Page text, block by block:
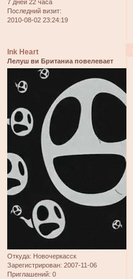
7 дней 22 часа
Последний визит:
2010-08-02 23:24:19
Ink Heart
Лелуш ви Британиа повелевает
Откуда: Новочеркасск
Зарегистрирован: 2007-11-06
Приглашений: 0